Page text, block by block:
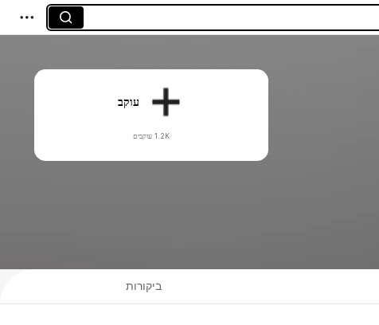
עוקב
1.2K עוקבים
ביקורות